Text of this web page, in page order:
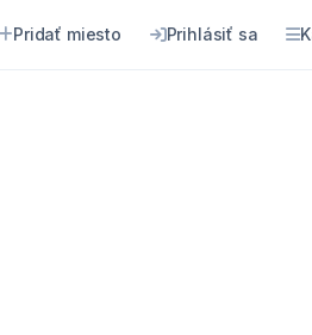
Pridať miesto Prihlásiť sa